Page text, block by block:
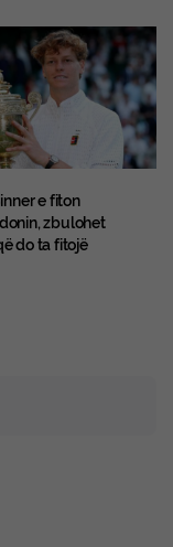
e fiton
zbulohet
do ta fitojë